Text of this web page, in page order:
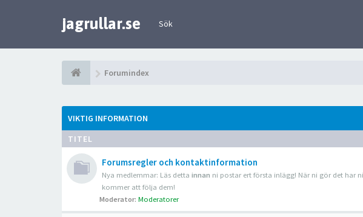
jagrullar.se Sök
Forumindex
VIKTIG INFORMATION
TITEL
Forumsregler och kontaktinformation
Nya medlemmar: Läs detta innan ni postar ert första inlägg! När ni gör det har ni
kommer att följa dem!
Moderator: Moderatorer